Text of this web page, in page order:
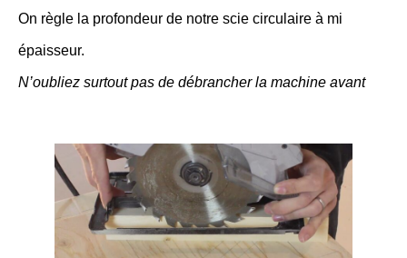
On règle la profondeur de notre scie circulaire à mi
épaisseur.
N’oubliez surtout pas de débrancher la machine avant